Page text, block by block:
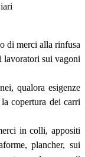
di merci alla rinfusa
lavoratori sui vagoni
qualora esigenze
copertura dei carri
in colli, appositi
plancher, sui